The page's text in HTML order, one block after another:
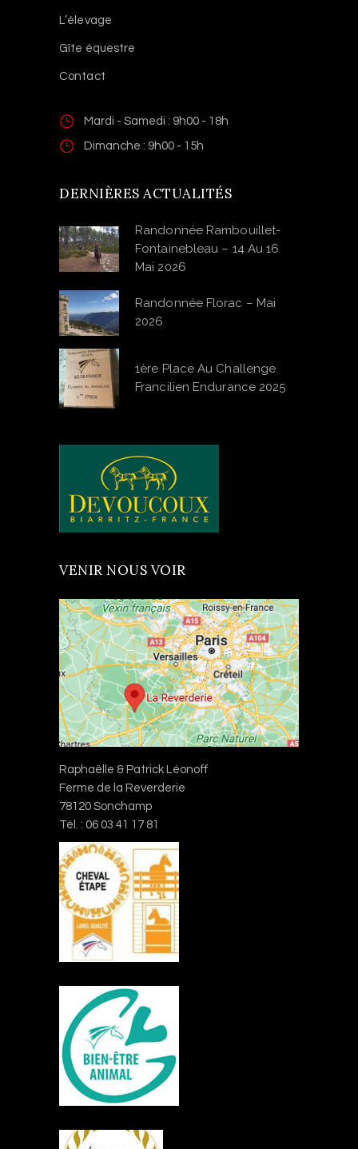
L’élevage
Gîte équestre
Contact
Mardi - Samedi : 9h00 - 18h
Dimanche : 9h00 - 15h
DERNIÈRES ACTUALITÉS
Randonnée Rambouillet-
Fontainebleau – 14 Au 16
Mai 2026
Randonnée Florac – Mai
2026
1ère Place Au Challenge
Francilien Endurance 2025
VENIR NOUS VOIR
Raphaëlle & Patrick Léonoff
Ferme de la Reverderie
78120 Sonchamp
Tél. : 06 03 41 17 81